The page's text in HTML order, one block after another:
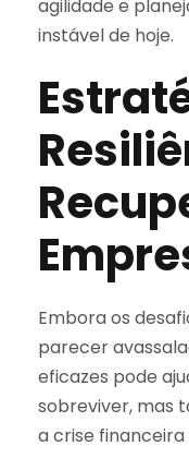
agilidade e
instável de hoje.
Embora os
parecer
eficazes pode
sobreviver, mas
a crise financeira